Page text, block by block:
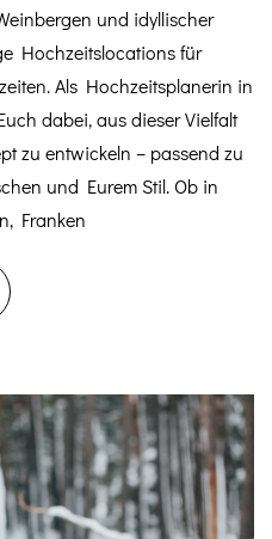
und idyllischer
Hochzeitslocations für
Als Hochzeitsplanerin in
dabei, aus dieser Vielfalt
zu entwickeln – passend zu
und Eurem Stil. Ob in
Franken